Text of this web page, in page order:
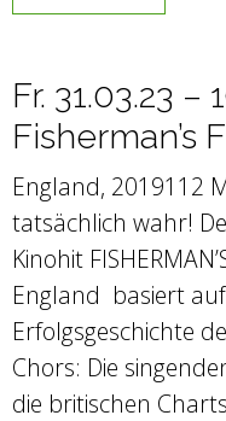
Fr. 31.03.23 –
Fisherman’s
England, 2019112
tatsächlich wahr!
Kinohit
England basiert
Erfolgsgeschichte
Chors: Die
die britischen